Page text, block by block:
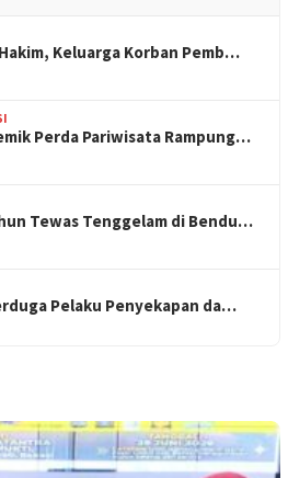
Keluarga Korban Pemb…
Perda Pariwisata Rampung…
Tewas Tenggelam di Bendu…
Pelaku Penyekapan da…